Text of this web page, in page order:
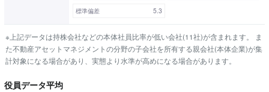
標準偏差
5.3
※上記データは持株会社などの本体社員比率が低い会社(11社)が含まれます。 ま
た不動産アセットマネジメントの分野の子会社を所有する親会社(本体企業)が集
計対象になる場合があり、実態より水準が高めになる場合があります。
役員データ平均